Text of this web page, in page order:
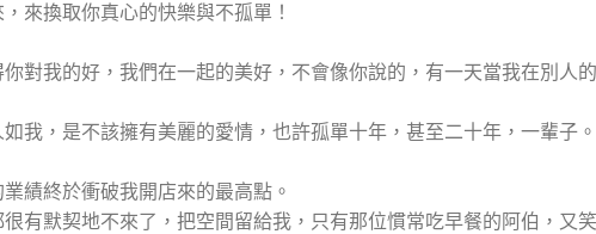
來換取你真心的快樂與不孤單！
對我的好，我們在一起的美好，不會像你說的，有一天當我在別人
我，是不該擁有美麗的愛情，也許孤單十年，甚至二十年，一輩子。
績終於衝破我開店來的最高點。
有默契地不來了，把空間留給我，只有那位慣常吃早餐的阿伯，又